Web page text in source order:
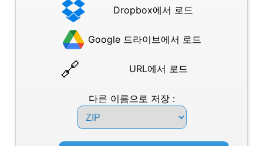
Dropbox에서 로드
Google 드라이브에서 로드
URL에서 로드
다른 이름으로 저장 :